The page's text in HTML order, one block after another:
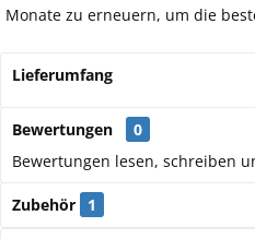
Monate zu erneuern, um die
Lieferumfang
Bewertungen
0
Bewertungen lesen, schreiben
Zubehör 1